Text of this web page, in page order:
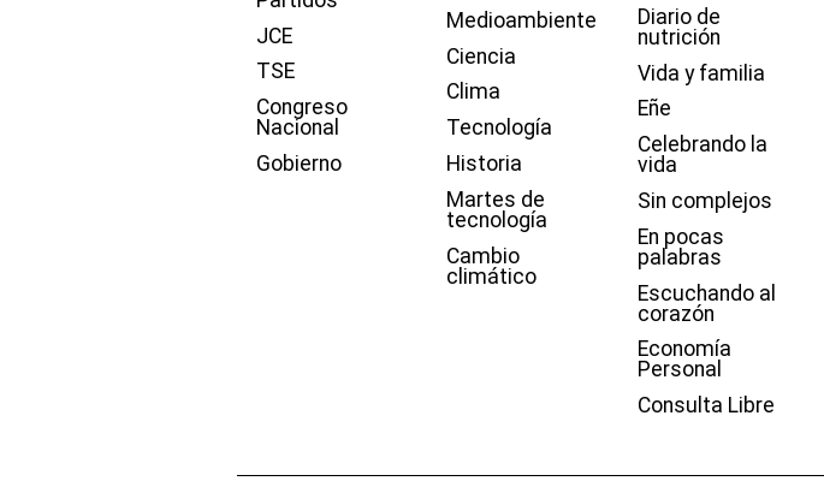
JCE
TSE
Congreso
Nacional
Gobierno
Medioambiente
Ciencia
Clima
Tecnología
Historia
Martes de
tecnología
Cambio
climático
Diario de
nutrición
Vida y familia
Eñe
Celebrando la
vida
Sin complejos
En pocas
palabras
Escuchando al
corazón
Economía
Personal
Consulta Libre